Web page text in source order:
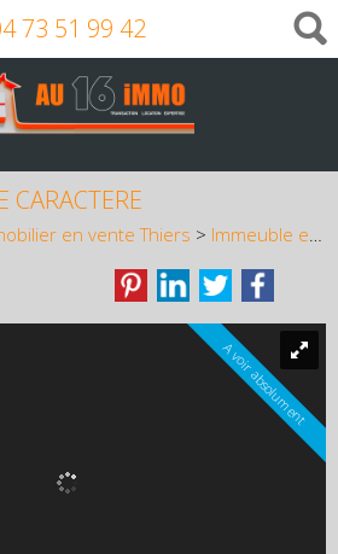
73 51 99 42
CARACTERE
en vente Thiers > Immeuble en vente Thiers
A voir absolument